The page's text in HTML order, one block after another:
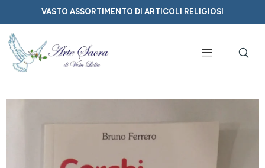
VASTO ASSORTIMENTO DI ARTICOLI RELIGIOSI